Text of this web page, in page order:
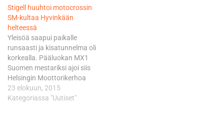
olikin aika helppoa". Remes
sanoi myös, että "siitä on
melko tasan…
Stigell huuhtoi motocrossin
SM-kultaa Hyvinkään
helteessä
Yleisöä saapui paikalle
runsaasti ja kisatunnelma oli
korkealla. Pääluokan MX1
Suomen mestariksi ajoi siis
Helsingin Moottorikerhoa
edustava Stigell. Hän
varmisti mestaruutensa jo
23 elokuun, 2015
Kategoriassa "Uutiset"